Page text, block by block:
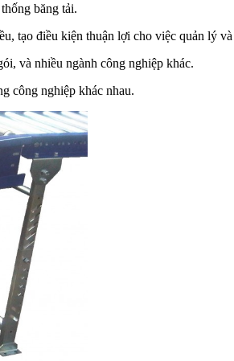
băng tải.
tạo điều kiện thuận lợi cho việc quản lý
và nhiều ngành công nghiệp khác.
công nghiệp khác nhau.